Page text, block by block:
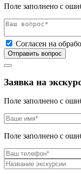
Поле заполнено с
Согласен на
Отправить вопрос
Заявка на
Поле заполнено с
Поле заполнено с